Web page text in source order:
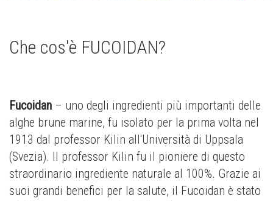
Che cos'è FUCOIDAN?
Fucoidan – uno degli ingredienti più importanti delle
alghe brune marine, fu isolato per la prima volta nel
1913 dal professor Kilin all'Università di Uppsala
(Svezia). Il professor Kilin fu il pioniere di questo
straordinario ingrediente naturale al 100%. Grazie ai
suoi grandi benefici per la salute, il Fucoidan è stato